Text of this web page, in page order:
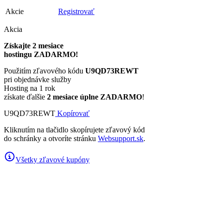
Akcie Registrovať
Akcia
Získajte 2 mesiace
hostingu ZADARMO!
Použitím zľavového kódu U9QD73REWT
pri objednávke služby
Hosting na 1 rok
získate ďalšie 2 mesiace úplne ZADARMO!
U9QD73REWT Kopírovať
Kliknutím na tlačidlo skopírujete zľavový kód
do schránky a otvoríte stránku Websupport.sk.
Všetky zľavové kupóny